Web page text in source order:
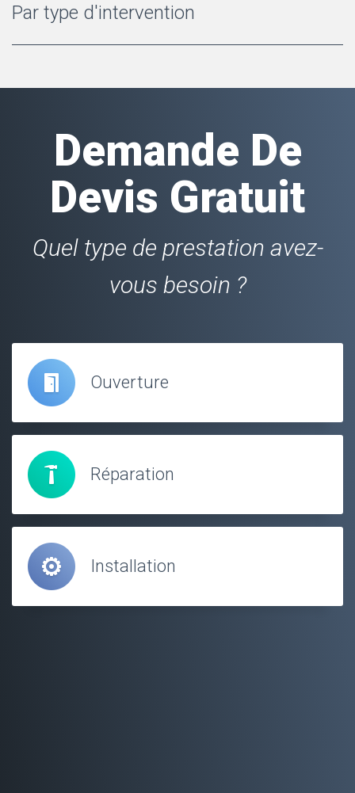
Par type d'intervention
Demande De
Devis Gratuit
Quel type de prestation avez-
vous besoin ?
Ouverture
Réparation
Installation